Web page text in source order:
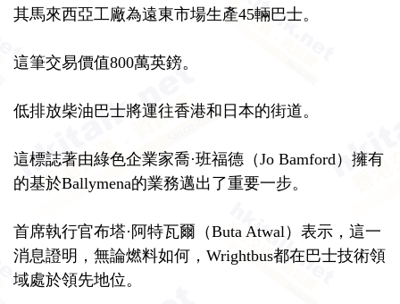
其馬來西亞工廠為遠東市場生產45輛巴士。
這筆交易價值800萬英鎊。
低排放柴油巴士將運往香港和日本的街道。
這標誌著由綠色企業家喬·班福德（Jo Bamford）擁有
的基於Ballymena的業務邁出了重要一步。
首席執行官布塔·阿特瓦爾（Buta Atwal）表示，這一
消息證明，無論燃料如何，Wrightbus都在巴士技術領
域處於領先地位。